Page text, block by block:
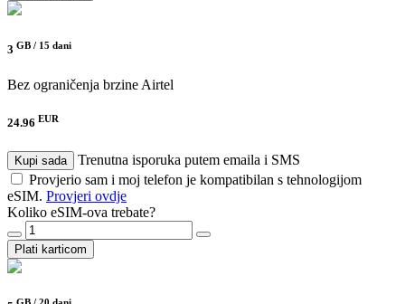
3 GB / 15 dani
Bez ograničenja brzine Airtel
24.96 EUR
Kupi sada
Trenutna isporuka putem emaila i SMS
Provjerio sam i moj telefon je kompatibilan s tehnologijom
eSIM. Provjeri ovdje
Koliko eSIM-ova trebate?
Plati karticom